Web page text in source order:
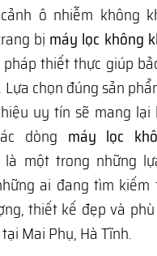
ô nhiễm không
bị máy lọc không
thiết thực giúp
Lựa chọn đúng sản
uy tín sẽ mang lại
dòng máy lọc
là một trong những
ai đang tìm
thiết kế đẹp và
Mai Phụ, Hà Tĩnh.